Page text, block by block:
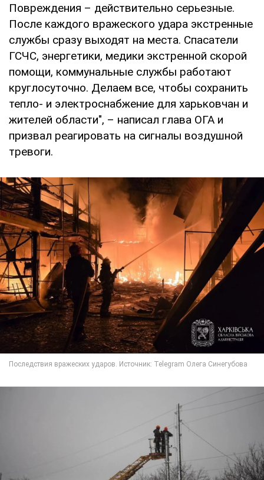
Повреждения – действительно серьезные.
После каждого вражеского удара экстренные
службы сразу выходят на места. Спасатели
ГСЧС, энергетики, медики экстренной скорой
помощи, коммунальные службы работают
круглосуточно. Делаем все, чтобы сохранить
тепло- и электроснабжение для харьковчан и
жителей области", – написал глава ОГА и
призвал реагировать на сигналы воздушной
тревоги.